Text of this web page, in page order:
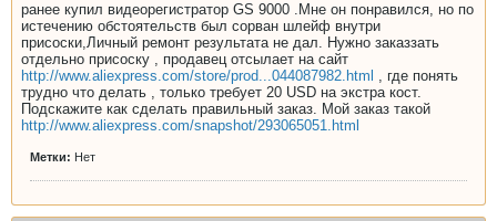
ранее купил видеорегистратор GS 9000 .Мне он понравился, но по
истечению обстоятельств был сорван шлейф внутри
присоски,Личный ремонт результата не дал. Нужно заказзать
отдельно присоску , продавец отсылает на сайт
http://www.aliexpress.com/store/prod...044087982.html , где понять
трудно что делать , только требует 20 USD на экстра кост.
Подскажите как сделать правильный заказ. Мой заказ такой
http://www.aliexpress.com/snapshot/293065051.html
Метки: Нет